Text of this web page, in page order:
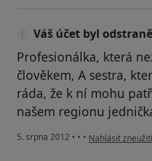
Váš účet byl
Profesionálka, která
člověkem, A sestra,
ráda, že k ní mohu
našem regionu
5. srpna 2012 • • • podle názoru
Nahlásit zneužití